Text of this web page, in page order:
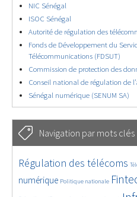
NIC Sénégal
ISOC Sénégal
Autorité de régulation des
Fonds de Développement du
Télécommunications (FDSUT)
Commission de protection des
Conseil national de régulation de
Sénégal numérique (SENUM SA)
Navigation par mots clés
4673/5820
Régulation des télécoms
369/5820
3809/5820
numérique
1884/5820 Politique nationale
5232/5820
690/5820
2506/5820
1618/5820